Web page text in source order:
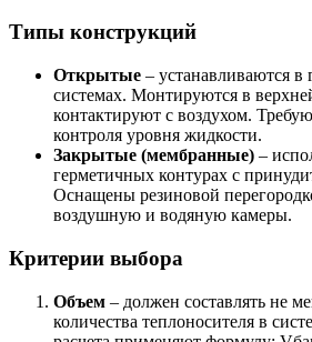
Типы конструкций
Открытые – устанавливаются
системах. Монтируются в
контактируют с воздухом.
контроля уровня жидкости.
Закрытые (мембранные) –
герметичных контурах с
Оснащены резиновой
воздушную и водяную камеры.
Критерии выбора
Объем – должен составлять не
количества теплоносителя в